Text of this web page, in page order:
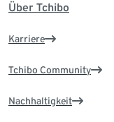
Über Tchibo
Karriere
Tchibo Community
Nachhaltigkeit